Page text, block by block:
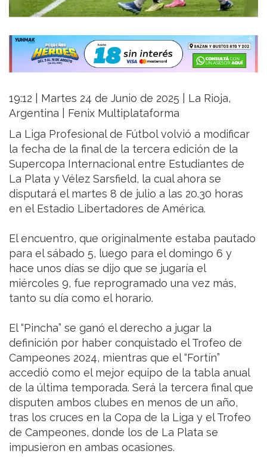
19:12 | Martes 24 de Junio de 2025 | La Rioja,
Argentina | Fenix Multiplataforma
La Liga Profesional de Fútbol volvió a modificar
la fecha de la final de la tercera edición de la
Supercopa Internacional entre Estudiantes de
La Plata y Vélez Sarsfield, la cual ahora se
disputará el martes 8 de julio a las 20.30 horas
en el Estadio Libertadores de América.
El encuentro, que originalmente estaba pautado
para el sábado 5, luego para el domingo 6 y
hace unos días se dijo que se jugaría el
miércoles 9, fue reprogramado una vez más,
tanto su día como el horario.
El “Pincha” se ganó el derecho a jugar la
definición por haber conquistado el Trofeo de
Campeones 2024, mientras que el “Fortín”
accedió como el mejor equipo de la tabla anual
de la última temporada. Será la tercera final que
disputen ambos clubes en menos de un año,
tras los cruces en la Copa de la Liga y el Trofeo
de Campeones, donde los de La Plata se
impusieron en ambas ocasiones.